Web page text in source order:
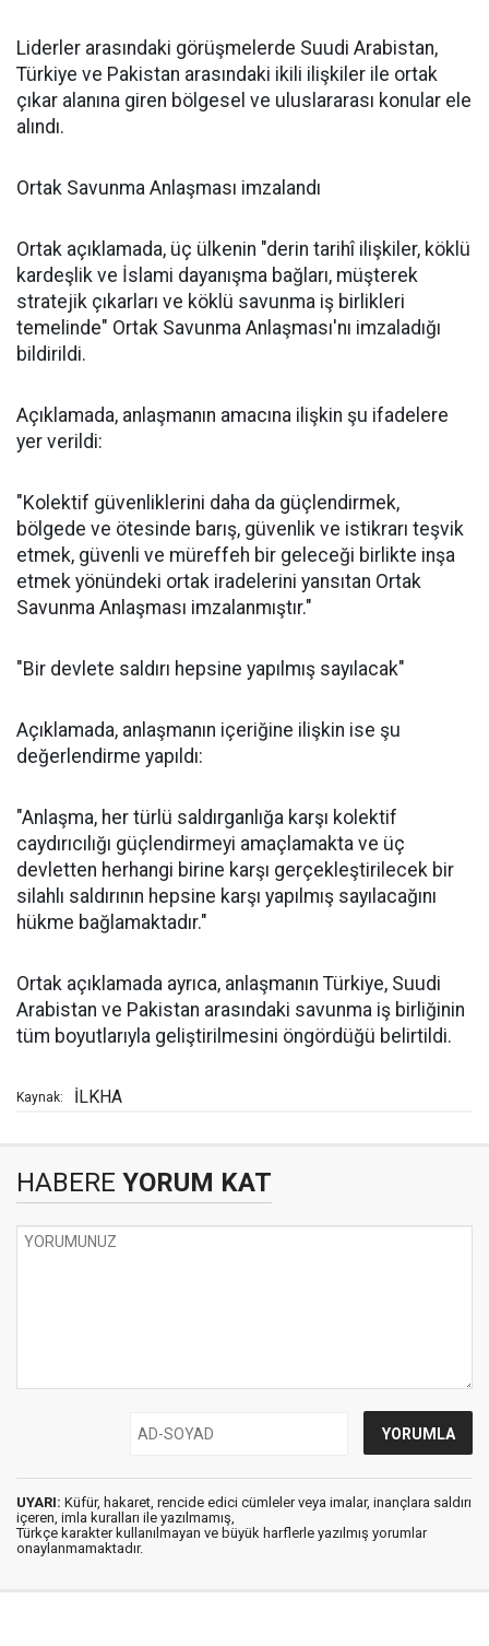
Liderler arasındaki görüşmelerde Suudi Arabistan,
Türkiye ve Pakistan arasındaki ikili ilişkiler ile ortak
çıkar alanına giren bölgesel ve uluslararası konular ele
alındı.
Ortak Savunma Anlaşması imzalandı
Ortak açıklamada, üç ülkenin "derin tarihî ilişkiler, köklü
kardeşlik ve İslami dayanışma bağları, müşterek
stratejik çıkarları ve köklü savunma iş birlikleri
temelinde" Ortak Savunma Anlaşması'nı imzaladığı
bildirildi.
Açıklamada, anlaşmanın amacına ilişkin şu ifadelere
yer verildi:
"Kolektif güvenliklerini daha da güçlendirmek,
bölgede ve ötesinde barış, güvenlik ve istikrarı teşvik
etmek, güvenli ve müreffeh bir geleceği birlikte inşa
etmek yönündeki ortak iradelerini yansıtan Ortak
Savunma Anlaşması imzalanmıştır."
"Bir devlete saldırı hepsine yapılmış sayılacak"
Açıklamada, anlaşmanın içeriğine ilişkin ise şu
değerlendirme yapıldı:
"Anlaşma, her türlü saldırganlığa karşı kolektif
caydırıcılığı güçlendirmeyi amaçlamakta ve üç
devletten herhangi birine karşı gerçekleştirilecek bir
silahlı saldırının hepsine karşı yapılmış sayılacağını
hükme bağlamaktadır."
Ortak açıklamada ayrıca, anlaşmanın Türkiye, Suudi
Arabistan ve Pakistan arasındaki savunma iş birliğinin
tüm boyutlarıyla geliştirilmesini öngördüğü belirtildi.
Kaynak: İLKHA
HABERE YORUM KAT
UYARI: Küfür, hakaret, rencide edici cümleler veya imalar, inançlara saldırı
içeren, imla kuralları ile yazılmamış,
Türkçe karakter kullanılmayan ve büyük harflerle yazılmış yorumlar
onaylanmamaktadır.